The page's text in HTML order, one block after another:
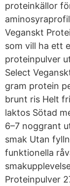
proteinkällor
Veganskt
som vill ha ett
proteinpulver
Select
gram protein
brunt ris Helt
laktos Sötad
6–7 noggrant
smak Utan
funktionella
Proteinpulver